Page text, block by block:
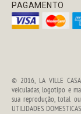
PAGAMENTO
© 2016, LA VILLE CASA
veiculadas, logotipo e
sua reprodução, total ou
UTILIDADES